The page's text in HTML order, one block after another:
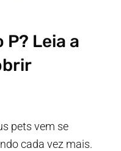
P? Leia a
pets vem se
cada vez mais.